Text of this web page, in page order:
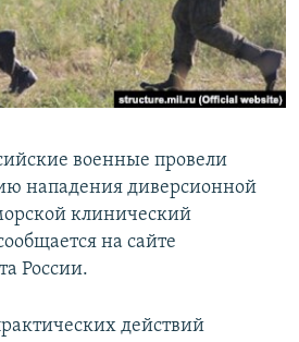
военные провели
нападения диверсионной
клинический
на сайте
России.
действий